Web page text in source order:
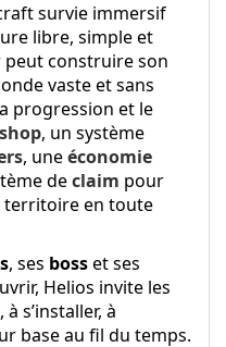
survie immersif
libre, simple et
peut construire son
vaste et sans
progression et le
shop, un système
, uneéconomie
declaim pour
territoire en toute
, ses bosset ses
Helios invite les
s’installer, à
base au fil du temps.